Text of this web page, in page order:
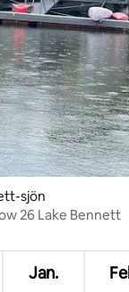
sjön
26 Lake Bennett
Jan.